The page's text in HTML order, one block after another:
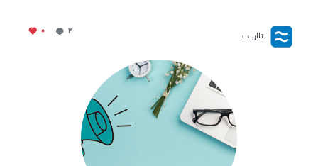
نااریب ۲ ۰